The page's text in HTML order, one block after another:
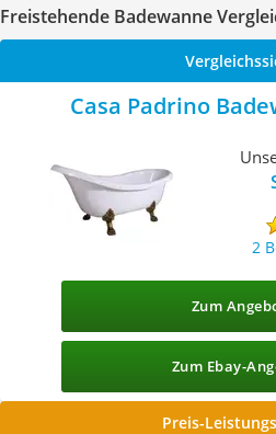
Freistehende Badewanne
Casa Padrino
2
Zum
Zum Ebay-
Preis-